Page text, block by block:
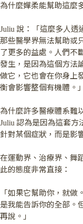
為什麼嬋柔能幫助這麼
Juliu 說：「這麼多人
那些醫學界無法幫助或
了更多的益處。人們
發生，是因為這個方法
做它，它也會在你身上
衡會影響整個有機體。」
為什麼許多醫療體系難
Juliu 認為是因為這套
針對某個症狀，而是影
在運動界、治療界、舞
此的態度非常直接：
「如果它幫助你，就
是我能告訴你的全部。
再說。」